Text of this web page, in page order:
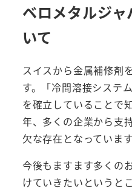
ベロメタルジ
いて
スイスから金属補修剤
す。「冷間溶接システ
を確立していることで
年、多くの企業から支
欠な存在となっています
今後もますます多くの
けていきたいというと